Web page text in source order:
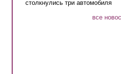
столкнулись три автомобиля
все